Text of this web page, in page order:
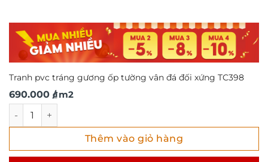
Tranh pvc tráng gương ốp tường vân đá đối xứng TC398
690.000 ₫
/ m2
Tranh pvc tráng gương ốp tường vân đá đối xứng TC398
Thêm vào giỏ hàng